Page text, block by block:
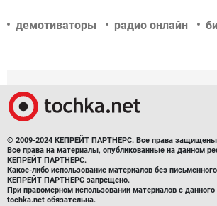
демотиваторы радио онлайн
© 2009-2024 КЕПРЕЙТ ПАРТНЕРС. Все права
Все права на материалы, опубликованные на данном
КЕПРЕЙТ ПАРТНЕРС.
Какое-либо использование материалов без
КЕПРЕЙТ ПАРТНЕРС запрещено.
При правомерном использовании материалов с
tochka.net обязательна.